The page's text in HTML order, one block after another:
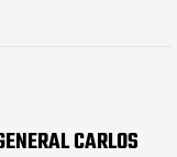
CARLOS